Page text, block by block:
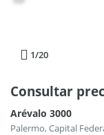
1/20
Consultar
Arévalo 3000
Palermo, Capital